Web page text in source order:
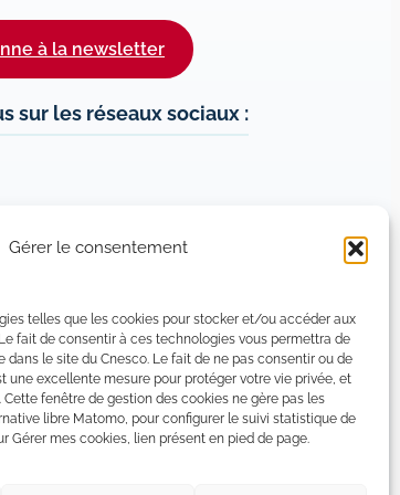
Gérer le consentement
telles que les cookies pour stocker et/ou accéder aux
fait de consentir à ces technologies vous permettra de
dans le site du Cnesco. Le fait de ne pas consentir ou de
une excellente mesure pour protéger votre vie privée, et
Cette fenêtre de gestion des cookies ne gère pas les
libre Matomo, pour configurer le suivi statistique de
Gérer mes cookies, lien présent en pied de page.
à la newsletter
sur les réseaux sociaux :